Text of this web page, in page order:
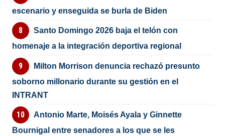
escenario y enseguida se burla de Biden
Santo Domingo 2026 baja el telón con
homenaje a la integración deportiva regional
Milton Morrison denuncia rechazó presunto
soborno millonario durante su gestión en el
INTRANT
Antonio Marte, Moisés Ayala y Ginnette
Bournigal entre senadores a los que se les